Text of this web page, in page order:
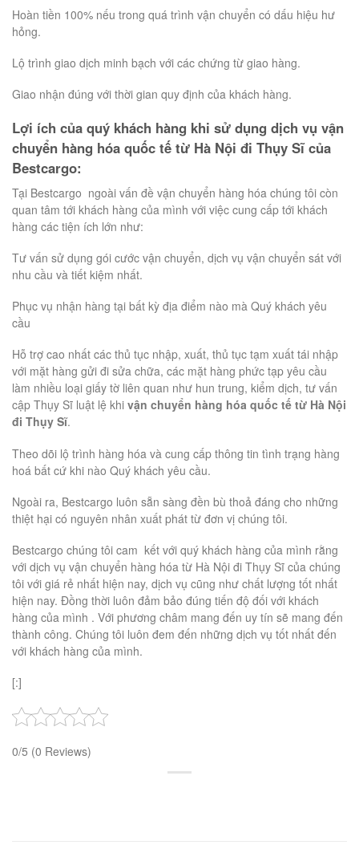
Hoàn tiền 100% nếu trong quá trình vận chuyển có dấu hiệu hư
hỏng.
Lộ trình giao dịch minh bạch với các chứng từ giao hàng.
Giao nhận đúng với thời gian quy định của khách hàng.
Lợi ích của quý khách hàng khi sử dụng dịch vụ vận
chuyển hàng hóa quốc tế từ Hà Nội đi Thụy Sĩ của
Bestcargo:
Tại Bestcargo ngoài vấn đề vận chuyển hàng hóa chúng tôi còn
quan tâm tới khách hàng của mình với việc cung cấp tới khách
hàng các tiện ích lớn như:
Tư vấn sử dụng gói cước vận chuyển, dịch vụ vận chuyển sát với
nhu cầu và tiết kiệm nhất.
Phục vụ nhận hàng tại bất kỳ địa điểm nào mà Quý khách yêu
cầu
Hỗ trợ cao nhất các thủ tục nhập, xuất, thủ tục tạm xuất tái nhập
với mặt hàng gửi đi sửa chữa, các mặt hàng phức tạp yêu cầu
làm nhiều loại giấy tờ liên quan như hun trung, kiểm dịch, tư vấn
cập Thụy Sĩ luật lệ khi vận chuyển hàng hóa quốc tế từ Hà Nội
đi Thụy Sĩ.
Theo dõi lộ trình hàng hóa và cung cấp thông tin tình trạng hàng
hoá bất cứ khi nào Quý khách yêu cầu.
Ngoài ra, Bestcargo luôn sẵn sàng đền bù thoả đáng cho những
thiệt hại có nguyên nhân xuất phát từ đơn vị chúng tôi.
Bestcargo chúng tôi cam kết với quý khách hàng của mình rằng
với dịch vụ vận chuyển hàng hóa từ Hà Nội đi Thụy Sĩ của chúng
tôi với giá rẻ nhất hiện nay, dịch vụ cũng như chất lượng tốt nhất
hiện nay. Đồng thời luôn đảm bảo đúng tiến độ đối với khách
hàng của mình . Với phương châm mang đến uy tín sẽ mang đến
thành công. Chúng tôi luôn đem đến những dịch vụ tốt nhất đến
với khách hàng của mình.
[:]
0/5 (0 Reviews)